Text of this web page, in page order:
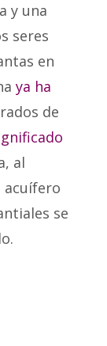
y una
seres
en
ya ha
de
al
acuífero
se